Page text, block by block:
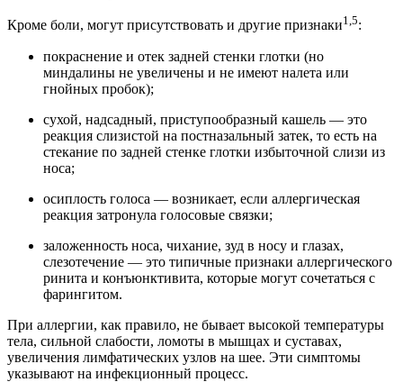
Кроме боли, могут присутствовать и другие признаки1,5:
покраснение и отек задней стенки глотки (но
миндалины не увеличены и не имеют налета или
гнойных пробок);
сухой, надсадный, приступообразный кашель — это
реакция слизистой на постназальный затек, то есть на
стекание по задней стенке глотки избыточной слизи из
носа;
осиплость голоса — возникает, если аллергическая
реакция затронула голосовые связки;
заложенность носа, чихание, зуд в носу и глазах,
слезотечение — это типичные признаки аллергического
ринита и конъюнктивита, которые могут сочетаться с
фарингитом.
При аллергии, как правило, не бывает высокой температуры
тела, сильной слабости, ломоты в мышцах и суставах,
увеличения лимфатических узлов на шее. Эти симптомы
указывают на инфекционный процесс.